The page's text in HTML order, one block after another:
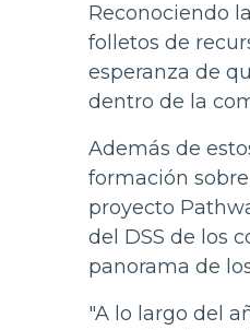
Reconociendo
folletos de
esperanza de
dentro de la
Además de
formación
proyecto
del DSS de los
panorama de
"A lo largo del